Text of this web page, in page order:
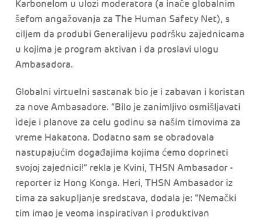
Karbonelom u ulozi moderatora (a inače globalnim
šefom angažovanja za The Human Safety Net), s
ciljem da produbi Generalijevu podršku zajednicama
u kojima je program aktivan i da proslavi ulogu
Ambasadora.
Globalni virtuelni sastanak bio je i zabavan i koristan
za nove Ambasadore. “Bilo je zanimljivo osmišljavati
ideje i planove za celu godinu sa našim timovima za
vreme Hakatona. Dodatno sam se obradovala
nastupajućim događajima kojima ćemo doprineti
svojoj zajednici!” rekla je Kvini, THSN Ambasador -
reporter iz Hong Konga. Heri, THSN Ambasador iz
tima za sakupljanje sredstava, dodala je: “Nemački
tim imao je veoma inspirativan i produktivan